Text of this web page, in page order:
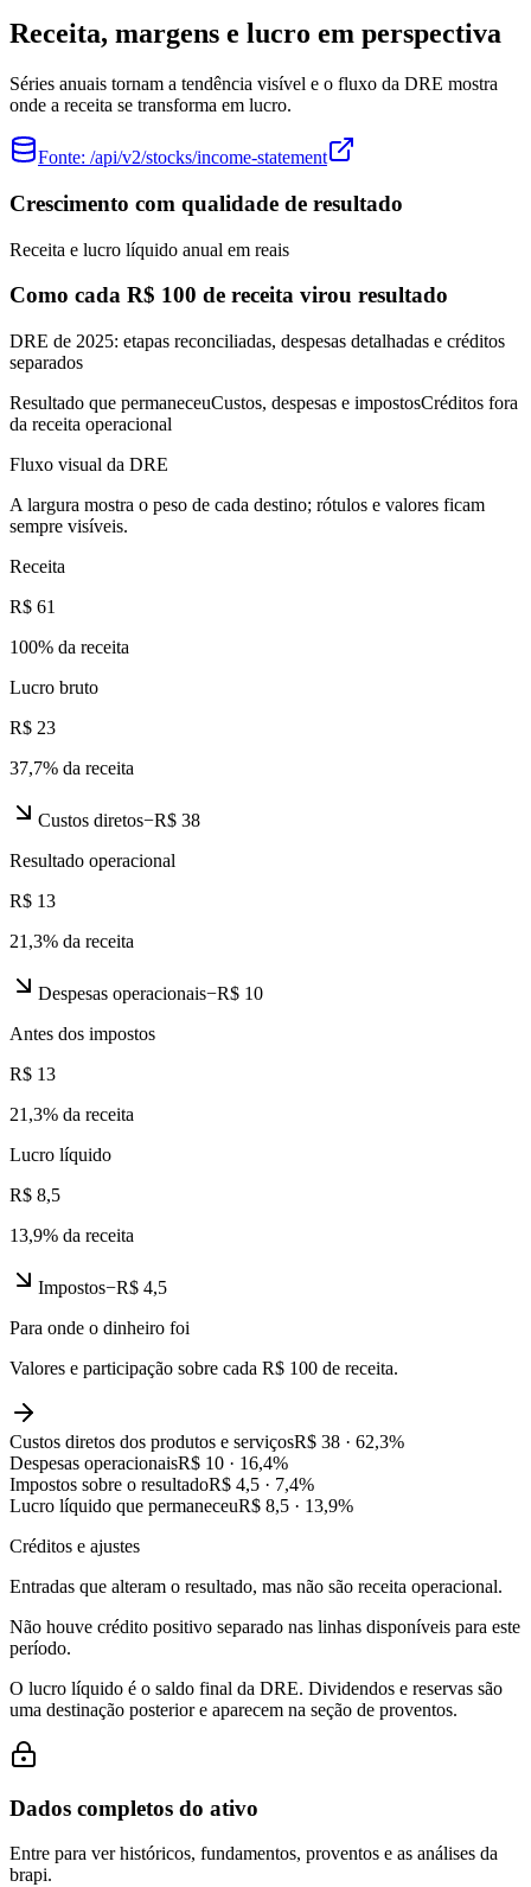
Receita, margens e lucro em perspectiva
Séries anuais tornam a tendência visível e o fluxo da DRE mostra
onde a receita se transforma em lucro.
Fonte: /api/v2/stocks/income-statement
Crescimento com qualidade de resultado
Receita e lucro líquido anual em reais
Como cada R$ 100 de receita virou resultado
DRE de 2025: etapas reconciliadas, despesas detalhadas e créditos
separados
Resultado que permaneceuCustos, despesas e impostosCréditos fora
da receita operacional
Fluxo visual da DRE
A largura mostra o peso de cada destino; rótulos e valores ficam
sempre visíveis.
Receita
R$ 61
100% da receita
Lucro bruto
R$ 23
37,7% da receita
Custos diretos−R$ 38
Resultado operacional
R$ 13
21,3% da receita
Despesas operacionais−R$ 10
Antes dos impostos
R$ 13
21,3% da receita
Lucro líquido
R$ 8,5
13,9% da receita
Impostos−R$ 4,5
Para onde o dinheiro foi
Valores e participação sobre cada R$ 100 de receita.
Custos diretos dos produtos e serviçosR$ 38 · 62,3%
Despesas operacionaisR$ 10 · 16,4%
Impostos sobre o resultadoR$ 4,5 · 7,4%
Lucro líquido que permaneceuR$ 8,5 · 13,9%
Créditos e ajustes
Entradas que alteram o resultado, mas não são receita operacional.
Não houve crédito positivo separado nas linhas disponíveis para este
período.
O lucro líquido é o saldo final da DRE. Dividendos e reservas são
uma destinação posterior e aparecem na seção de proventos.
Dados completos do ativo
Entre para ver históricos, fundamentos, proventos e as análises da
brapi.